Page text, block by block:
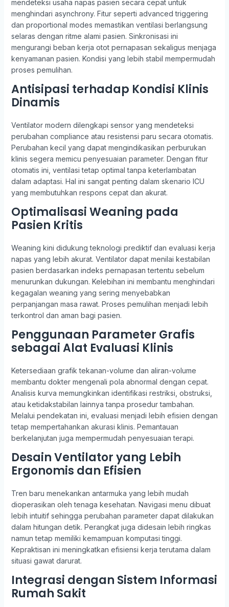
mendeteksi usaha napas pasien secara cepat untuk
menghindari asynchrony. Fitur seperti advanced triggering
dan proportional modes memastikan ventilasi berlangsung
selaras dengan ritme alami pasien. Sinkronisasi ini
mengurangi beban kerja otot pernapasan sekaligus menjaga
kenyamanan pasien. Kondisi yang lebih stabil mempermudah
proses pemulihan.
Antisipasi terhadap Kondisi Klinis
Dinamis
Ventilator modern dilengkapi sensor yang mendeteksi
perubahan compliance atau resistensi paru secara otomatis.
Perubahan kecil yang dapat mengindikasikan perburukan
klinis segera memicu penyesuaian parameter. Dengan fitur
otomatis ini, ventilasi tetap optimal tanpa keterlambatan
dalam adaptasi. Hal ini sangat penting dalam skenario ICU
yang membutuhkan respons cepat dan akurat.
Optimalisasi Weaning pada
Pasien Kritis
Weaning kini didukung teknologi prediktif dan evaluasi kerja
napas yang lebih akurat. Ventilator dapat menilai kestabilan
pasien berdasarkan indeks pernapasan tertentu sebelum
menurunkan dukungan. Kelebihan ini membantu menghindari
kegagalan weaning yang sering menyebabkan
perpanjangan masa rawat. Proses pemulihan menjadi lebih
terkontrol dan aman bagi pasien.
Penggunaan Parameter Grafis
sebagai Alat Evaluasi Klinis
Ketersediaan grafik tekanan-volume dan aliran-volume
membantu dokter mengenali pola abnormal dengan cepat.
Analisis kurva memungkinkan identifikasi restriksi, obstruksi,
atau ketidakstabilan lainnya tanpa prosedur tambahan.
Melalui pendekatan ini, evaluasi menjadi lebih efisien dengan
tetap mempertahankan akurasi klinis. Pemantauan
berkelanjutan juga mempermudah penyesuaian terapi.
Desain Ventilator yang Lebih
Ergonomis dan Efisien
Tren baru menekankan antarmuka yang lebih mudah
dioperasikan oleh tenaga kesehatan. Navigasi menu dibuat
lebih intuitif sehingga perubahan parameter dapat dilakukan
dalam hitungan detik. Perangkat juga didesain lebih ringkas
namun tetap memiliki kemampuan komputasi tinggi.
Kepraktisan ini meningkatkan efisiensi kerja terutama dalam
situasi gawat darurat.
Integrasi dengan Sistem Informasi
Rumah Sakit